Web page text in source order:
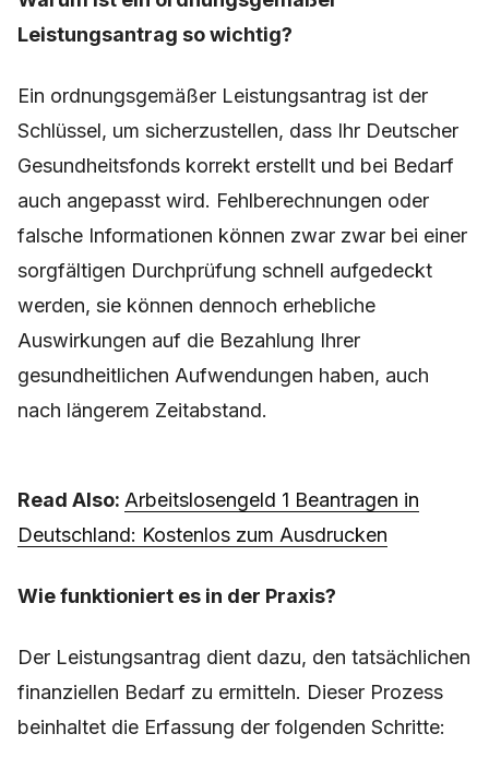
Leistungsantrag so wichtig?
Ein ordnungsgemäßer Leistungsantrag ist der
Schlüssel, um sicherzustellen, dass Ihr Deutscher
Gesundheitsfonds korrekt erstellt und bei Bedarf
auch angepasst wird. Fehlberechnungen oder
falsche Informationen können zwar zwar bei einer
sorgfältigen Durchprüfung schnell aufgedeckt
werden, sie können dennoch erhebliche
Auswirkungen auf die Bezahlung Ihrer
gesundheitlichen Aufwendungen haben, auch
nach längerem Zeitabstand.
Read Also: Arbeitslosengeld 1 Beantragen in
Deutschland: Kostenlos zum Ausdrucken
Wie funktioniert es in der Praxis?
Der Leistungsantrag dient dazu, den tatsächlichen
finanziellen Bedarf zu ermitteln. Dieser Prozess
beinhaltet die Erfassung der folgenden Schritte: